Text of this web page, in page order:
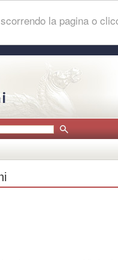
la pagina o